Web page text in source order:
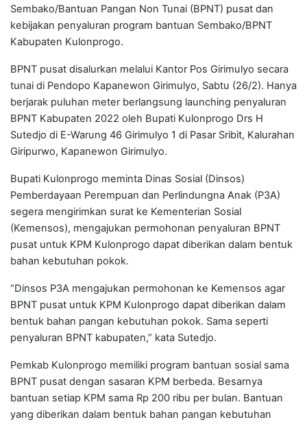
Sembako/Bantuan Pangan Non Tunai (BPNT) pusat dan
kebijakan penyaluran program bantuan Sembako/BPNT
Kabupaten Kulonprogo.
BPNT pusat disalurkan melalui Kantor Pos Girimulyo secara
tunai di Pendopo Kapanewon Girimulyo, Sabtu (26/2). Hanya
berjarak puluhan meter berlangsung launching penyaluran
BPNT Kabupaten 2022 oleh Bupati Kulonprogo Drs H
Sutedjo di E-Warung 46 Girimulyo 1 di Pasar Sribit, Kalurahan
Giripurwo, Kapanewon Girimulyo.
Bupati Kulonprogo meminta Dinas Sosial (Dinsos)
Pemberdayaan Perempuan dan Perlindungna Anak (P3A)
segera mengirimkan surat ke Kementerian Sosial
(Kemensos), mengajukan permohonan penyaluran BPNT
pusat untuk KPM Kulonprogo dapat diberikan dalam bentuk
bahan kebutuhan pokok.
“Dinsos P3A mengajukan permohonan ke Kemensos agar
BPNT pusat untuk KPM Kulonprogo dapat diberikan dalam
bentuk bahan pangan kebutuhan pokok. Sama seperti
penyaluran BPNT kabupaten,” kata Sutedjo.
Pemkab Kulonprogo memiliki program bantuan sosial sama
BPNT pusat dengan sasaran KPM berbeda. Besarnya
bantuan setiap KPM sama Rp 200 ribu per bulan. Bantuan
yang diberikan dalam bentuk bahan pangan kebutuhan